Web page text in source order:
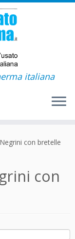
italiana
con bretelle
con